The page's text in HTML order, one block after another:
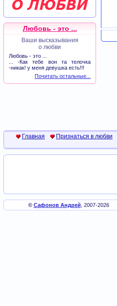
Любовь - это ...
Ваши высказывания
о любви
Любовь - это ...
... -Как тебе вон та телочка
-никак! у меня девушка есть!!!
Почитать остальные...
Главная Признаться в любви
© Сафонов Андрей , 2007-2026